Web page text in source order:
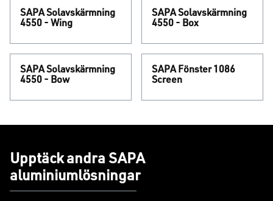
SAPA Solavskärmning
4550 - Wing
SAPA Solavskärmning
4550 - Box
SAPA Solavskärmning
4550 - Bow
SAPA Fönster 1086
Screen
Upptäck andra SAPA
aluminiumlösningar